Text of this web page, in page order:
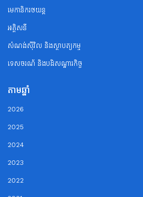
មេកានិករថយន្ត
អគ្គិសនី
សំណង់ស៊ីវិល និងស្ថាបត្យកម្ម
ទេសចរណ័ និងបដិសណ្ឋារកិច្ច
តាមឆ្នាំ
2026
2025
2024
2023
2022